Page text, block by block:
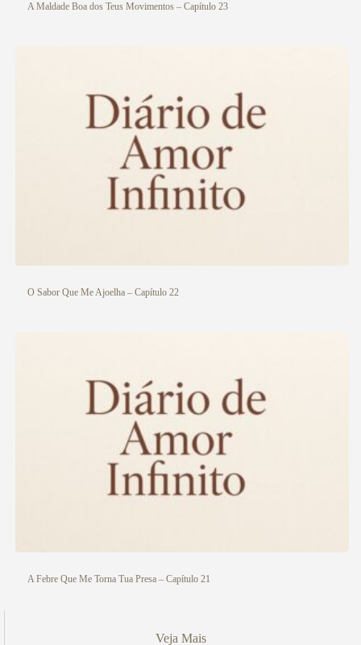
A Maldade Boa dos Teus Movimentos – Capítulo 23
O Sabor Que Me Ajoelha – Capítulo 22
A Febre Que Me Torna Tua Presa – Capítulo 21
Veja Mais